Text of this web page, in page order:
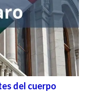
del cuerpo